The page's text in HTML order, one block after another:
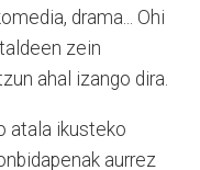
drama... Ohi
zein
ahal izango dira.
atala ikusteko
aurrez